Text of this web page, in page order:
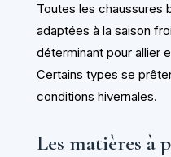
Toutes les chaussures
adaptées à la saison
déterminant pour allier
Certains types se
conditions hivernales.
Les matières à